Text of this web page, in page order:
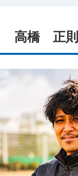
高橋 正則